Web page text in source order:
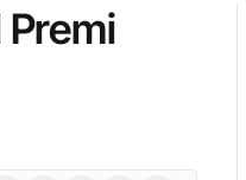
Premi